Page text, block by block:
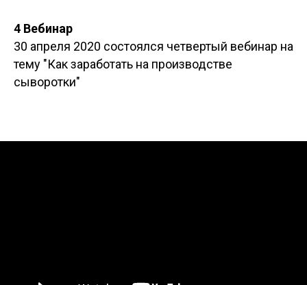
4 Вебинар
30 апреля 2020 состоялся четвертый вебинар на
тему "Как заработать на производстве
сыворотки"